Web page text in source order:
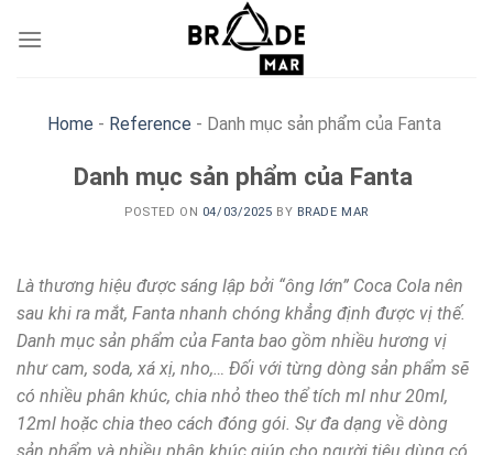
Home - Reference - Danh mục sản phẩm của Fanta
Danh mục sản phẩm của Fanta
POSTED ON 04/03/2025 BY BRADE MAR
Là thương hiệu được sáng lập bởi “ông lớn” Coca Cola nên
sau khi ra mắt, Fanta nhanh chóng khẳng định được vị thế.
Danh mục sản phẩm của Fanta bao gồm nhiều hương vị
như cam, soda, xá xị, nho,… Đối với từng dòng sản phẩm sẽ
có nhiều phân khúc, chia nhỏ theo thể tích ml như 20ml,
12ml hoặc chia theo cách đóng gói. Sự đa dạng về dòng